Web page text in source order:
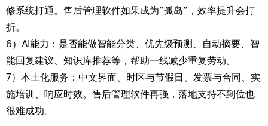
修系统打通。售后管理软件如果成为“孤岛”，效率提升会打
折。
6）AI能力：是否能做智能分类、优先级预测、自动摘要、智
能回复建议、知识库推荐等，帮助一线减少重复劳动。
7）本土化服务：中文界面、时区与节假日、发票与合同、实
施培训、响应时效。售后管理软件再强，落地支持不到位也
很难成功。